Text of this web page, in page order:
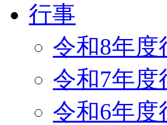
行事
令和8年度
令和7年度
令和6年度